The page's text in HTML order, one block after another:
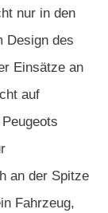
nur in den
Design des
Einsätze an
auf
an der Spitze
Fahrzeug,